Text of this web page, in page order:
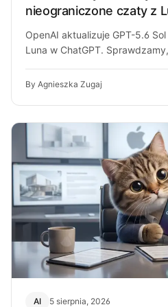
nieograniczone czaty z
OpenAI aktualizuje GPT-5.6
Luna w ChatGPT.
By Agnieszka Zugaj
AI 5 sierpnia, 2026